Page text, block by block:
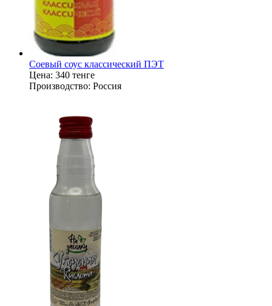
Соевый соус классический ПЭТ
Цена: 340 тенге
Производство: Россия